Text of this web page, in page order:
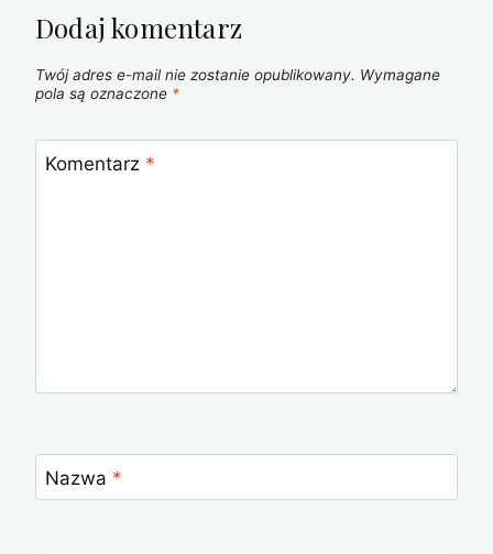
Dodaj komentarz
Twój adres e-mail nie zostanie opublikowany. Wymagane
pola są oznaczone *
Komentarz *
Nazwa *